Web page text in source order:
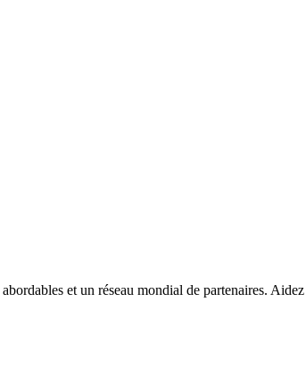
et un réseau mondial de partenaires.